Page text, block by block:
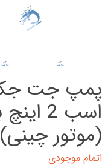
(موتور چینی)
اتمام موجودی